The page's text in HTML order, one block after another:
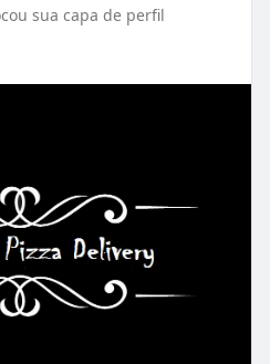
sua capa de perfil